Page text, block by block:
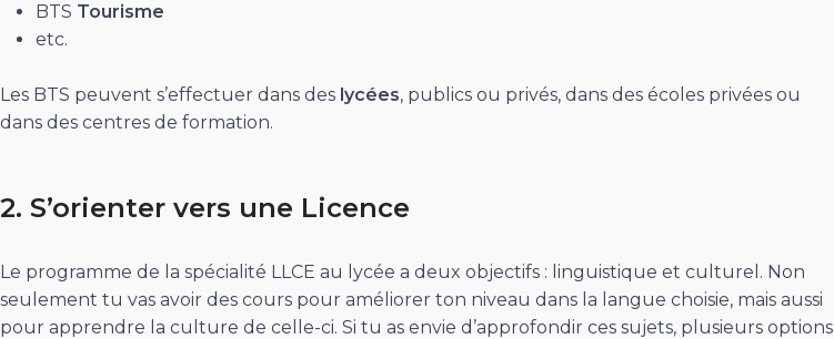
BTS Tourisme
etc.
Les BTS peuvent s’effectuer dans des lycées, publics ou privés, dans des écoles privées ou
dans des centres de formation.
2. S’orienter vers une Licence
Le programme de la spécialité LLCE au lycée a deux objectifs : linguistique et culturel. Non
seulement tu vas avoir des cours pour améliorer ton niveau dans la langue choisie, mais aussi
pour apprendre la culture de celle-ci. Si tu as envie d’approfondir ces sujets, plusieurs options